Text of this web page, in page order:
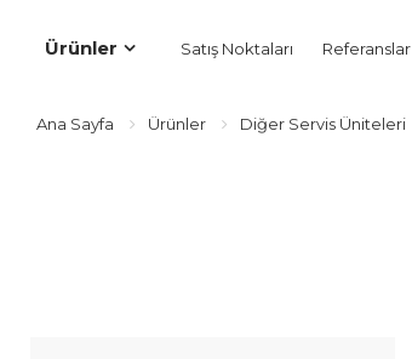
Ürünler Satış Noktaları Referanslar
Ana Sayfa Ürünler Diğer Servis Üniteleri